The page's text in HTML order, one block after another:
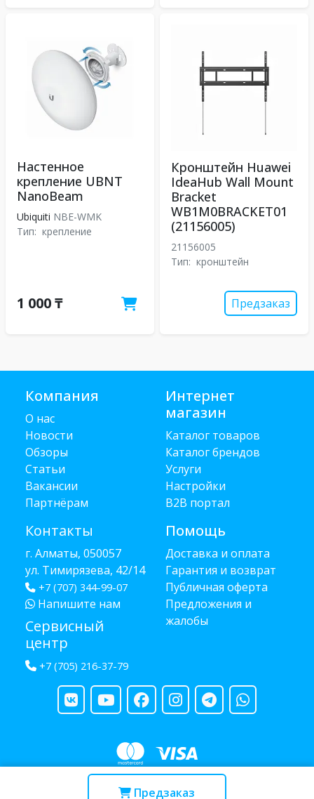
Предзаказ
Настенное
крепление UBNT
NanoBeam
Ubiquiti NBE-WMK
Тип: крепление
1 000 ₸
Кронштейн Huawei
IdeaHub Wall Mount
Bracket
WB1M0BRACKET01
(21156005)
21156005
Тип: кронштейн
Предзаказ
Компания
О нас
Новости
Обзоры
Статьи
Вакансии
Партнёрам
Контакты
г. Алматы, 050057
ул. Тимирязева, 42/14
+7 (707) 344-99-07
Напишите нам
Сервисный
центр
+7 (705) 216-37-79
Интернет
магазин
Каталог товаров
Каталог брендов
Услуги
Настройки
B2B портал
Помощь
Доставка и оплата
Гарантия и возврат
Публичная оферта
Предложения и
жалобы
Copyright © 2013 - 2026 RUBA - разработано